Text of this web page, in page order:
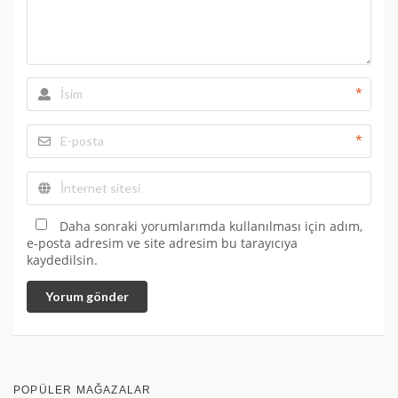
*
*
Daha sonraki yorumlarımda kullanılması için adım,
e-posta adresim ve site adresim bu tarayıcıya
kaydedilsin.
Yorum gönder
POPÜLER MAĞAZALAR